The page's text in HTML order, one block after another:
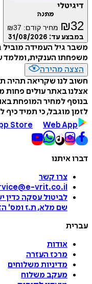
דיגיטלי
מתנה
₪32 מחיר קודם: ₪37
במבצע עד: 31/08/2026
משבר גיל העמידה
משפחתו הענקית, ומלמד
הצצה מהירה
חשוב לנו שקריאה תהיה
אצלנו באתר עולים פחות
בנוסף למחיר המופחת
לזמן מוגבל, כי תמיד כיף
Store Web App
דברו איתנו
צרו קשר
vrit.co.il
לביטול עסקה כדין
שם מלא, ת.ז ומס'
עברית
אודות
מרכז העזרה
מדיניות משלוחים
מעקב משלוח